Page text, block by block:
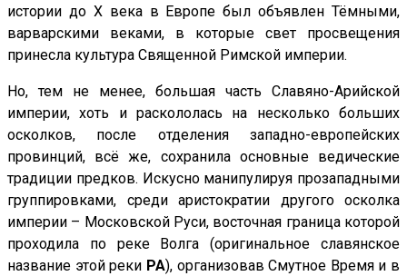
истории до X века в Европе был объявлен Тёмными,
варварскими веками, в которые свет просвещения
принесла культура Священной Римской империи.
Но, тем не менее, большая часть Славяно-Арийской
империи, хоть и раскололась на несколько больших
осколков, после отделения западно-европейских
провинций, всё же, сохранила основные ведические
традиции предков. Искусно манипулируя прозападными
группировками, среди аристократии другого осколка
империи – Московской Руси, восточная граница которой
проходила по реке Волга (оригинальное славянское
название этой реки РА), организовав Смутное Время и в